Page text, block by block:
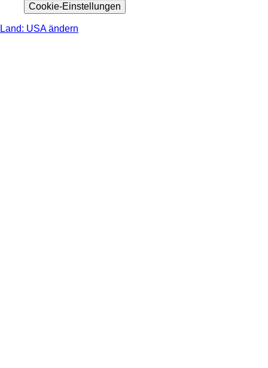
Cookie-Einstellungen
Land: USA ändern